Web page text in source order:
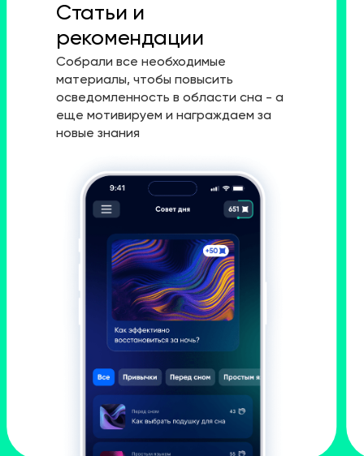
Статьи и
рекомендации
Собрали все необходимые
материалы, чтобы повысить
осведомленность в области сна - а
еще мотивируем и награждаем за
новые знания